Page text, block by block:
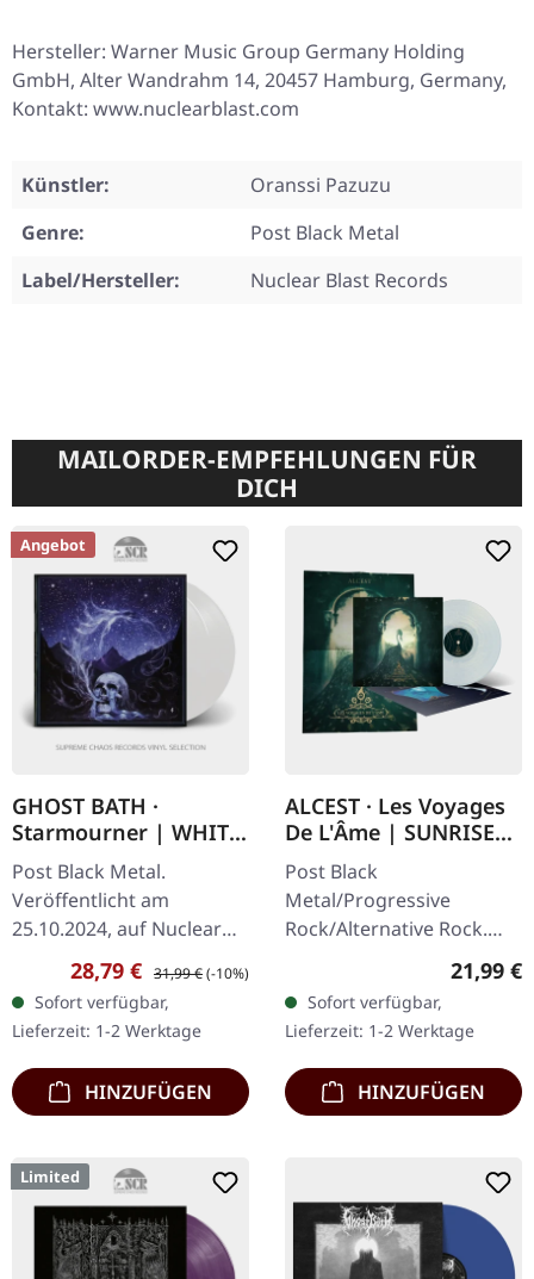
Hersteller: Warner Music Group Germany Holding
GmbH, Alter Wandrahm 14, 20457 Hamburg, Germany,
Kontakt: www.nuclearblast.com
Künstler:
Oranssi Pazuzu
Genre:
Post Black Metal
Label/Hersteller:
Nuclear Blast Records
MAILORDER-EMPFEHLUNGEN FÜR
DICH
Angebot
GHOST BATH ·
Starmourner | WHITE
2LP
Post Black Metal.
Veröffentlicht am
25.10.2024, auf Nuclear
Blast Records. Weißes
Doppel-Vinyl im Gatefold-
Cover. Ghost Bath kehrt
mit ihrem…
Verkaufspreis:
28,79 € Regulärer Preis:
31,99 €(-10%)
Sofort verfügbar,
Lieferzeit: 1-2 Werktage
HINZUFÜGEN
ALCEST · Les Voyages
De L'Âme | SUNRISE
PEARL LP
Post Black
Metal/Progressive
Rock/Alternative Rock.
20.12.2024, auf Prophecy
Productions. Spezielles
Sunrise Pearl Vinyl im…
21,99 €
Sofort verfügbar,
Lieferzeit: 1-2 Werktage
HINZUFÜGEN
Limited